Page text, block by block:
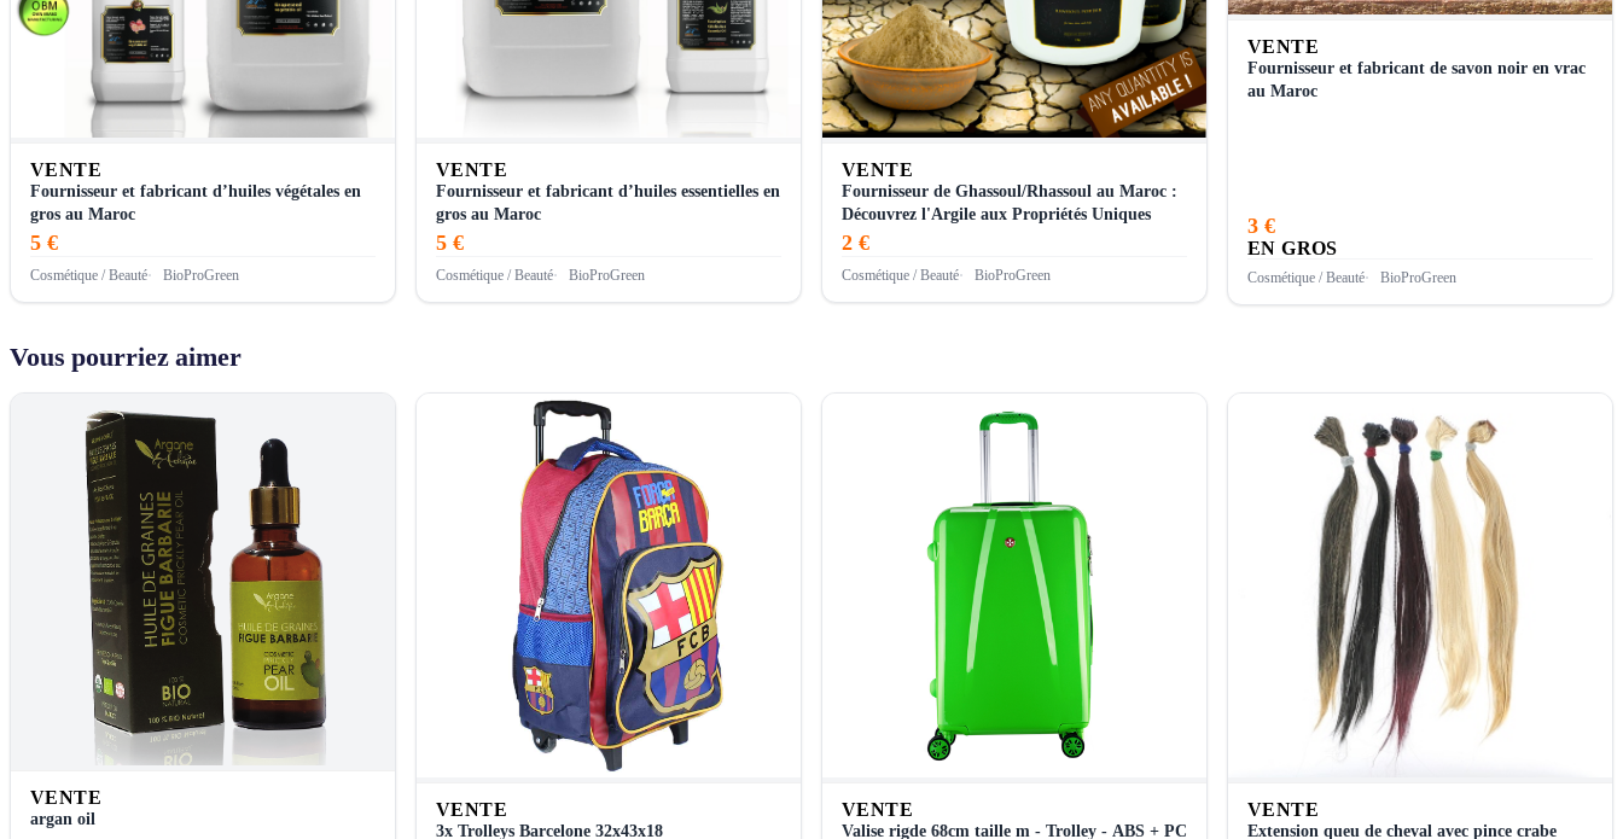
VENTE
Fournisseur et fabricant d’huiles végétales en
gros au Maroc
5 €
Cosmétique / Beauté BioProGreen
VENTE
Fournisseur et fabricant d’huiles essentielles en
gros au Maroc
5 €
Cosmétique / Beauté BioProGreen
VENTE
Fournisseur de Ghassoul/Rhassoul au Maroc :
Découvrez l'Argile aux Propriétés Uniques
2 €
Cosmétique / Beauté BioProGreen
VENTE
Fournisseur et fabricant de savon noir en vrac
au Maroc
3 €
EN GROS
Cosmétique / Beauté BioProGreen
Vous pourriez aimer
VENTE
argan oil VENTE
3x Trolleys Barcelone 32x43x18
VENTE
Valise rigde 68cm taille m - Trolley - ABS + PC
VENTE
Extension queu de cheval avec pince crabe